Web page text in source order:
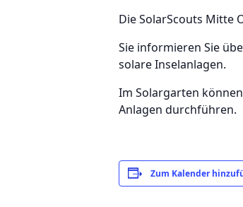
Die SolarScouts Mitte
Sie informieren Sie
solare Inselanlagen.
Im Solargarten
Anlagen durchführen.
Zum Kalender